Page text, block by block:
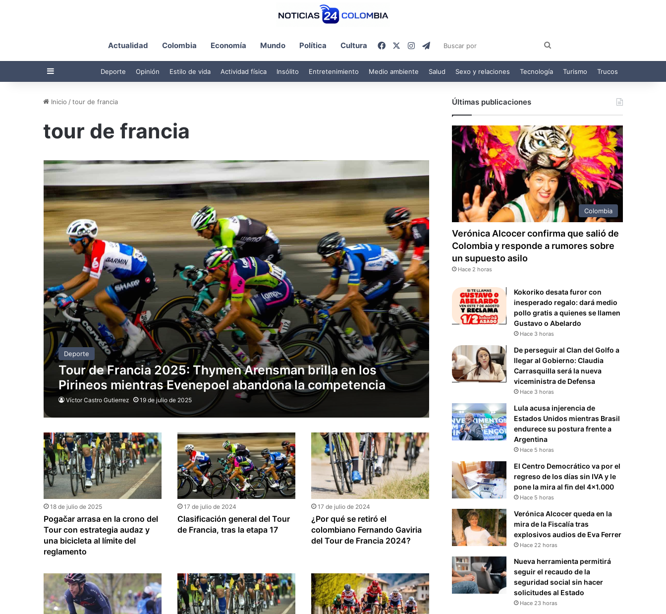
Actualidad Colombia Economía Mundo Política Cultura FacebookInstagram
Telegram
por
Barra lateral Deporte Opinión Estilo de vida Actividad física Insólito Entretenimiento Medio ambiente Salud Sexo y relaciones Tecnología Turismo Trucos
Inicio /tour de francia
tour de francia
Deporte
Tour de Francia 2025: Thymen Arensman brilla en los
Pirineos mientras Evenepoel abandona la competencia
Víctor Castro Gutierrez 19 de julio de 2025
18 de julio de 2025
Pogačar arrasa en la crono del
Tour con estrategia audaz y
una bicicleta al límite del
reglamento
17 de julio de 2024
Clasificación general del Tour
de Francia, tras la etapa 17
17 de julio de 2024
¿Por qué se retiró el
colombiano Fernando Gaviria
del Tour de Francia 2024?
Últimas publicaciones
Colombia
Verónica Alcocer confirma que salió de
Colombia y responde a rumores sobre
un supuesto asilo
Hace 2 horas
Kokoriko desata furor con
inesperado regalo: dará medio
pollo gratis a quienes se llamen
Gustavo o Abelardo
Hace 3 horas
De perseguir al Clan del Golfo a
llegar al Gobierno: Claudia
Carrasquilla será la nueva
viceministra de Defensa
Hace 3 horas
Lula acusa injerencia de
Estados Unidos mientras Brasil
endurece su postura frente a
Argentina
Hace 5 horas
El Centro Democrático va por el
regreso de los días sin IVA y le
pone la mira al fin del 4×1.000
Hace 5 horas
Verónica Alcocer queda en la
mira de la Fiscalía tras
explosivos audios de Eva Ferrer
Hace 22 horas
Nueva herramienta permitirá
seguir el recaudo de la
seguridad social sin hacer
solicitudes al Estado
Hace 23 horas